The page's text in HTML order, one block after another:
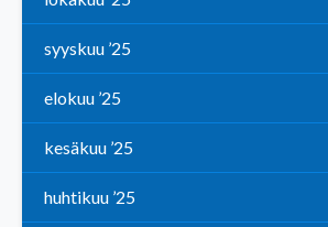
syyskuu ’25
elokuu ’25
kesäkuu ’25
huhtikuu ’25